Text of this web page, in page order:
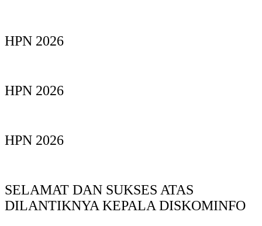
HPN 2026
HPN 2026
HPN 2026
SELAMAT DAN SUKSES ATAS
DILANTIKNYA KEPALA DISKOMINFO